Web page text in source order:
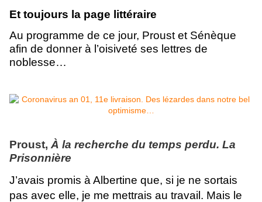
Et toujours la page littéraire
Au programme de ce jour, Proust et Sénèque
afin de donner à l’oisiveté ses lettres de
noblesse…
Proust, À la recherche du temps perdu. La
Prisonnière
J’avais promis à Albertine que, si je ne sortais
pas avec elle, je me mettrais au travail. Mais le